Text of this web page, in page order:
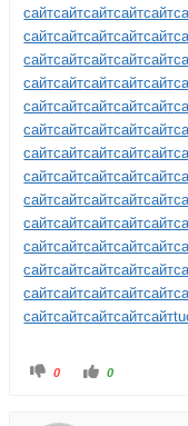
сайтсайтсайтсайтсайт
сайтсайтсайтсайтсайт
сайтсайтсайтсайтсайт
сайтсайтсайтсайтсайт
сайтсайтсайтсайтсайт
сайтсайтсайтсайтсайт
сайтсайтсайтсайтсайт
сайтсайтсайтсайтсайт
сайтсайтсайтсайтсайт
сайтсайтсайтсайтсайт
сайтсайтсайтсайтсайт
сайтсайтсайтсайтсайт
сайтсайтсайтсайтсайт
сайтсайтсайтсайтсайт
0 0